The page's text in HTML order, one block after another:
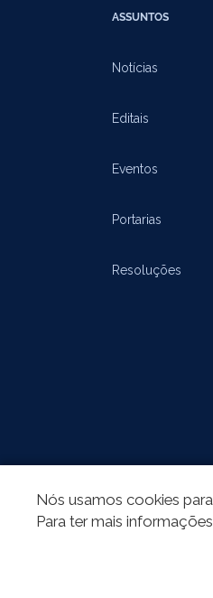
ASSUNTOS
Notícias
Editais
Eventos
Portarias
Resoluções
Nós usamos cookies
Para ter mais